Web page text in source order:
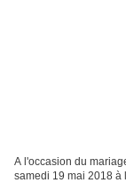
A l'occasion du
samedi 19 mai 2018 à